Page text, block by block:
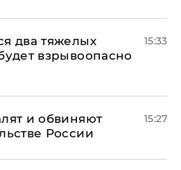
два тяжелых
взрывоопасно
15:33
и обвиняют
России
15:27